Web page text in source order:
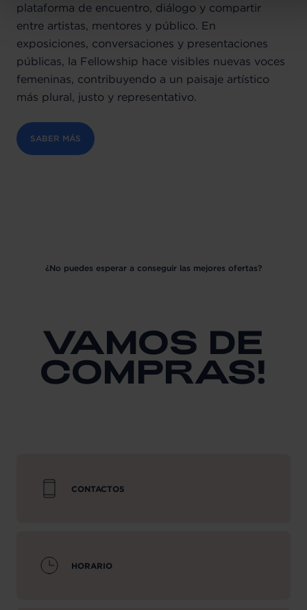
plataforma de encuentro, diálogo y compartir
entre artistas, mentores y público. En
exposiciones, conversaciones y presentaciones
públicas, la Fellowship hace visibles nuevas voces
femeninas, contribuyendo a un paisaje artístico
más plural, justo y representativo.
SABER MÁS
¿No puedes esperar a conseguir las mejores ofertas?
VAMOS DE
COMPRAS!
CONTACTOS
HORARIO